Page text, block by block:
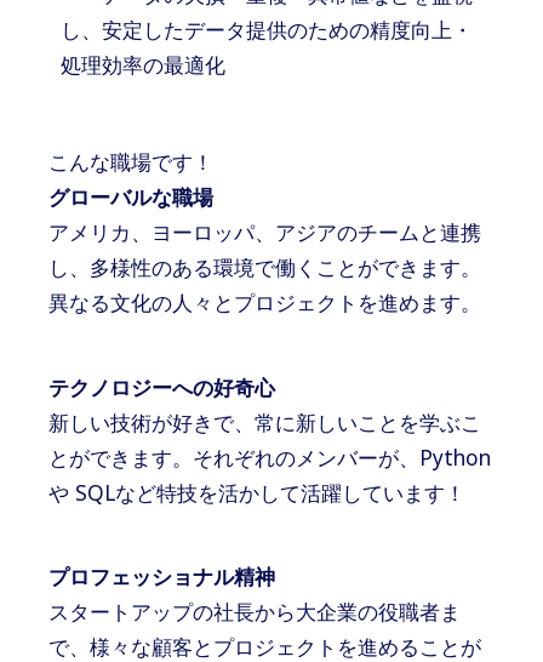
し、安定したデータ提供のための精度向上・
処理効率の最適化
こんな職場です！
グローバルな職場
アメリカ、ヨーロッパ、アジアのチームと連携
し、多様性のある環境で働くことができます。
異なる文化の人々とプロジェクトを進めます。
テクノロジーへの好奇心
新しい技術が好きで、常に新しいことを学ぶこ
とができます。それぞれのメンバーが、Python
や SQLなど特技を活かして活躍しています！
プロフェッショナル精神
スタートアップの社長から大企業の役職者ま
で、様々な顧客とプロジェクトを進めることが